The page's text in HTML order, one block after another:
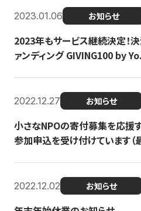
2023.01.06 お知らせ
2023年もサービス継続決定！
ァンディング GIVING100 by
2022.12.27 お知らせ
小さなNPOの寄付募集を応援
参加申込を受け付けています（
2022.12.02 お知らせ